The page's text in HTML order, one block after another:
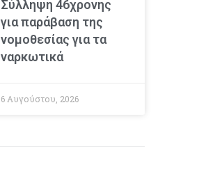
Σύλληψη 46χρονης
για παράβαση της
νομοθεσίας για τα
ναρκωτικά
6 Αυγούστου, 2026